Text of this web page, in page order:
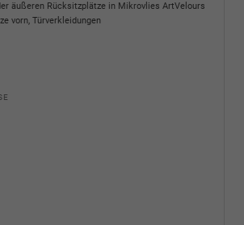
äußeren Rücksitzplätze in Mikrovlies ArtVelours
vorn, Türverkleidungen